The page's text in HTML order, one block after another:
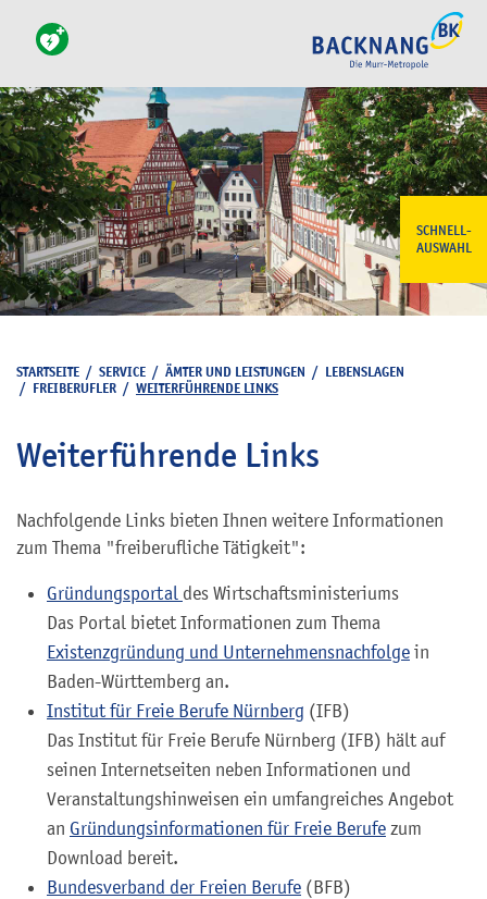
SCHNELL-
AUSWAHL
STARTSEITE / SERVICE / ÄMTER UND LEISTUNGEN / LEBENSLAGEN
/ FREIBERUFLER / WEITERFÜHRENDE LINKS
Weiterführende Links
Nachfolgende Links bieten Ihnen weitere Informationen
zum Thema "freiberufliche Tätigkeit":
Gründungsportal des Wirtschaftsministeriums
Das Portal bietet Informationen zum Thema
Existenzgründung und Unternehmensnachfolge in
Baden-Württemberg an.
Institut für Freie Berufe Nürnberg (IFB)
Das Institut für Freie Berufe Nürnberg (IFB) hält auf
seinen Internetseiten neben Informationen und
Veranstaltungshinweisen ein umfangreiches Angebot
an Gründungsinformationen für Freie Berufe zum
Download bereit.
Bundesverband der Freien Berufe (BFB)